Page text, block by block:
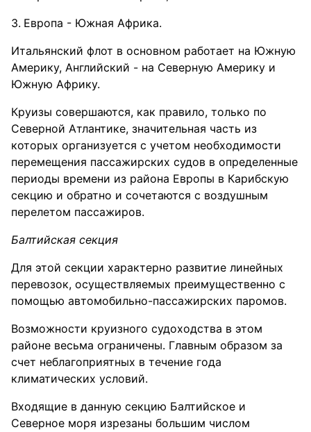
Европа - Южная Африка.
Итальянский флот в основном работает на Южную
Америку, Английский - на Северную Америку и
Южную Африку.
Круизы совершаются, как правило, только по
Северной Атлантике, значительная часть из
которых организуется с учетом необходимости
перемещения пассажирских судов в определенные
периоды времени из района Европы в Карибскую
секцию и обратно и сочетаются с воздушным
перелетом пассажиров.
Балтийская секция
Для этой секции характерно развитие линейных
перевозок, осуществляемых преимущественно с
помощью автомобильно-пассажирских паромов.
Возможности круизного судоходства в этом
районе весьма ограничены. Главным образом за
счет неблагоприятных в течение года
климатических условий.
Входящие в данную секцию Балтийское и
Северное моря изрезаны большим числом